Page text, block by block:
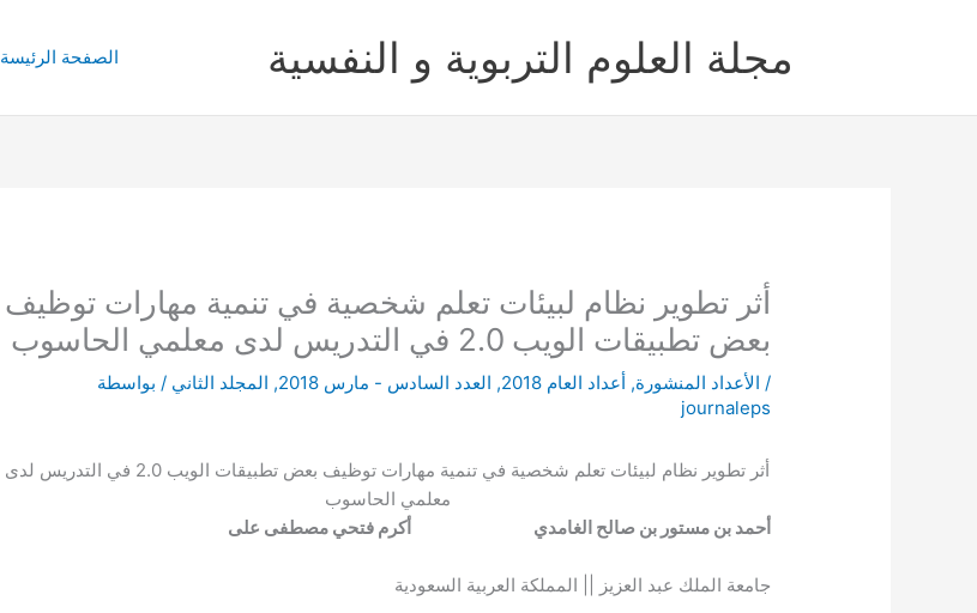
مجلة العلوم التربوية و النفسية الصفحة الرئيسة
أثر تطوير نظام لبيئات تعلم شخصية في تنمية مهارات توظيف
بعض تطبيقات الويب 2.0 في التدريس لدى معلمي الحاسوب
/ الأعداد المنشورة,أعداد العام 2018 , العدد السادس - مارس 2018 , المجلد الثاني / بواسطة
journaleps
أثر تطوير نظام لبيئات تعلم شخصية في تنمية مهارات توظيف بعض تطبيقات الويب 2.0 في التدريس لدى
معلمي الحاسوب
أحمد بن مستور بن صالح الغامدي أكرم فتحي مصطفى على
جامعة الملك عبد العزيز || المملكة العربية السعودية